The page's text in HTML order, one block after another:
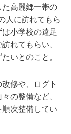
た高麗郷一帯の
人に訪れてもら
小学校の遠足
れてもらい、
いとのこと。
修や、ログト
の整備など、
次整備してい